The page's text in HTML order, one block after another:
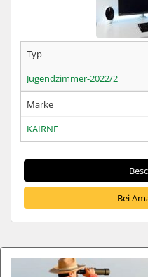
Typ
Jugendzimmer-2022/2
Marke
KAIRNE
Bei